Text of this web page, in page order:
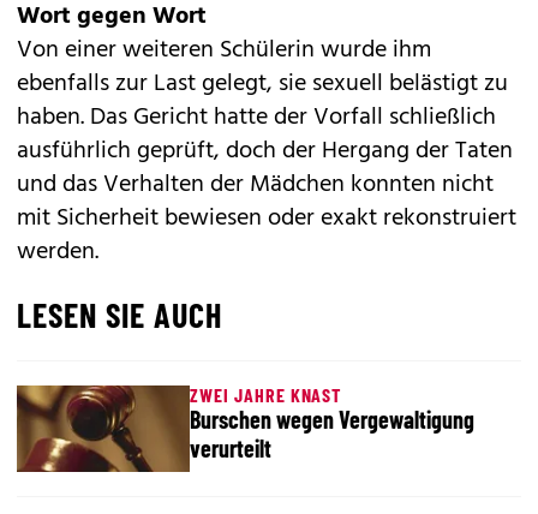
Wort gegen Wort
Von einer weiteren Schülerin wurde ihm
ebenfalls zur Last gelegt, sie sexuell belästigt zu
haben. Das Gericht hatte der Vorfall schließlich
ausführlich geprüft, doch der Hergang der Taten
und das Verhalten der Mädchen konnten nicht
mit Sicherheit bewiesen oder exakt rekonstruiert
werden.
LESEN SIE AUCH
ZWEI JAHRE KNAST
Burschen wegen Vergewaltigung
verurteilt